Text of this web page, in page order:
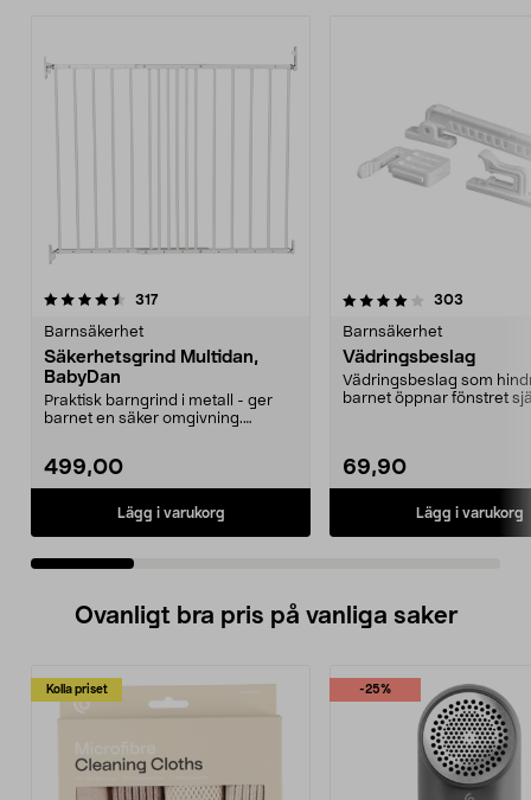
317recensioner
Barnsäkerhet
Säkerhetsgrind Multidan,
BabyDan
Praktisk barngrind i metall - ger
barnet en säker omgivning.
499,00
Lägg i varukorg
4.0 av 5 stjärnor 303
Barnsäkerhet
Vädringsbeslag
Vädringsbeslag som
barnet öppnar fönstret
69,90
Lägg i varukorg
3.5 av 5 stjärnor
Ovanligt bra pris på vanliga saker
Kolla priset -25%